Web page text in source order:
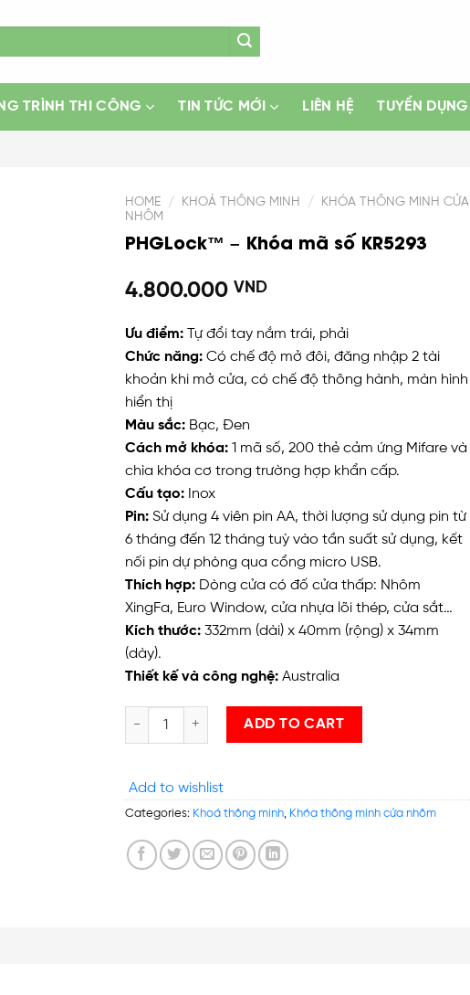
TRÌNH THI CÔNG TIN TỨC MỚI LIÊN HỆ TUYỂN DỤNG
HOME / KHOÁ THÔNG MINH /
KHÓA THÔNG MINH CỬA
NHÔM
PHGLock™ – Khóa mã số KR5293
4.800.000 VND
Ưu điểm: Tự đổi tay nắm trái, phải
Chức năng: Có chế độ mở đôi, đăng nhập 2 tài
khoản khi mở cửa, có chế độ thông hành, màn hình
hiển thị
Màu sắc: Bạc, Đen
Cách mở khóa: 1 mã số, 200 thẻ cảm ứng Mifare và
chìa khóa cơ trong trường hợp khẩn cấp.
Cấu tạo: Inox
Pin: Sử dụng 4 viên pin AA, thời lượng sử dụng pin từ
6 tháng đến 12 tháng tuỳ vào tần suất sử dụng, kết
nối pin dự phòng qua cổng micro USB.
Thích hợp: Dòng cửa có đố cửa thấp: Nhôm
XingFa, Euro Window, cửa nhựa lõi thép, cửa sắt…
Kích thước: 332mm (dài) x 40mm (rộng) x 34mm
(dày).
Thiết kế và công nghệ: Australia
PHGLock™ – Khóa mã số KR5293 quantity
ADD TO CART
Add to wishlist
Categories: Khoá thông minh, Khóa thông minh cửa nhôm